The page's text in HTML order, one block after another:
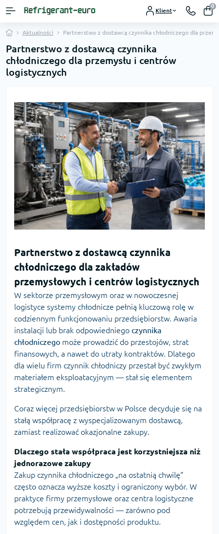
Klient
0
Aktualności Partnerstwo z dostawcą czynnika chłodniczego dla
Partnerstwo z dostawcą czynnika
chłodniczego dla przemysłu i centrów
logistycznych
Partnerstwo z dostawcą czynnika
chłodniczego dla zakładów
przemysłowych i centrów logistycznych
W sektorze przemysłowym oraz w nowoczesnej
logistyce systemy chłodnicze pełnią kluczową rolę w
codziennym funkcjonowaniu przedsiębiorstw. Awaria
instalacji lub brak odpowiedniego czynnika
chłodniczego może prowadzić do przestojów, strat
finansowych, a nawet do utraty kontraktów. Dlatego
dla wielu firm czynnik chłodniczy przestał być zwykłym
materiałem eksploatacyjnym — stał się elementem
strategicznym.
Coraz więcej przedsiębiorstw w Polsce decyduje się na
stałą współpracę z wyspecjalizowanym dostawcą,
zamiast realizować okazjonalne zakupy.
Dlaczego stała współpraca jest korzystniejsza niż
jednorazowe zakupy
Zakup czynnika chłodniczego „na ostatnią chwilę”
często oznacza wyższe koszty i ograniczony wybór. W
praktyce firmy przemysłowe oraz centra logistyczne
potrzebują przewidywalności — zarówno pod
względem cen, jak i dostępności produktu.